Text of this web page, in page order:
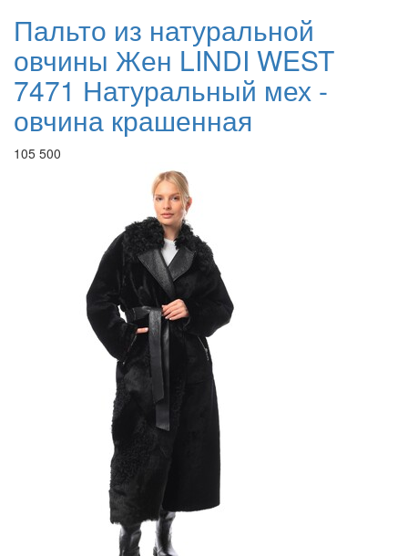
Пальто из натуральной
овчины Жен LINDI WEST
7471 Натуральный мех -
овчина крашенная
105 500